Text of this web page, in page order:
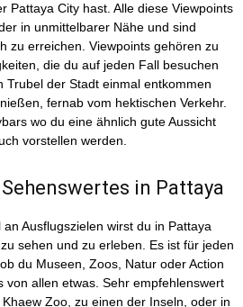
Pattaya City hast. Alle diese Viewpoints
in unmittelbarer Nähe und sind
zu erreichen. Viewpoints gehören zu
die du auf jeden Fall besuchen
Trubel der Stadt einmal entkommen
fernab vom hektischen Verkehr.
wo du eine ähnlich gute Aussicht
vorstellen werden.
in Pattaya
Ausflugszielen wirst du in Pattaya
sehen und zu erleben. Es ist für jeden
du Museen, Zoos, Natur oder Action
von allen etwas. Sehr empfehlenswert
Zoo, zu einen der Inseln, oder in